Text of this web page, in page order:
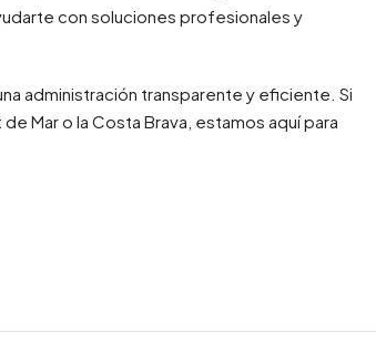
con soluciones profesionales y
administración transparente y eficiente. Si
Mar o la Costa Brava, estamos aquí para